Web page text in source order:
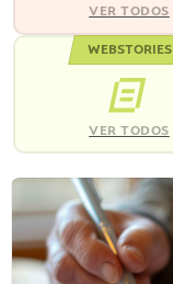
VER TODOS
WEBSTORIES
VER TODOS